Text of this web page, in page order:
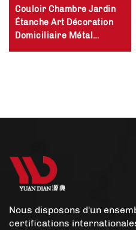
Couloir Chambre Jardin
Étanche Art Décoration
Domiciliaire Métal
Nous disposons d'un
certifications